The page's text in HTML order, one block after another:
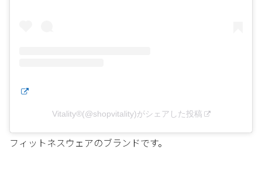
Vitality®(@shopvitality)がシェアした投稿
フィットネスウェアのブランドです。